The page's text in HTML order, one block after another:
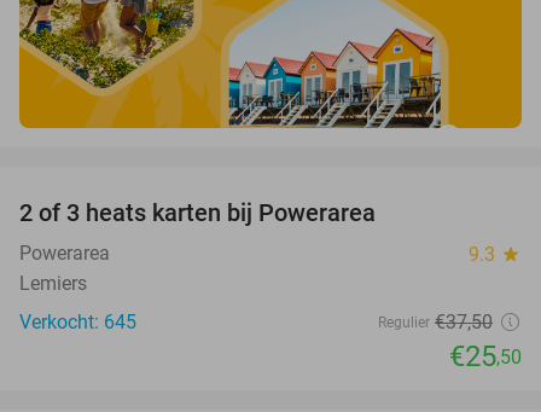
2 of 3 heats karten bij Powerarea
Powerarea 9.3 star
Lemiers
Verkocht: 645
Regulier €37,50
€25,50